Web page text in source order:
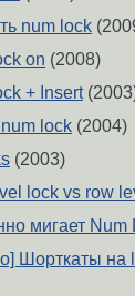
num lock
on (2008)
+ Insert
lock (2004)
(2003)
lock vs row
мигает Num
Шорткаты на